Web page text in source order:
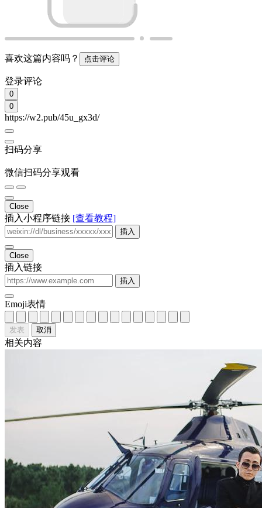
插入
Emoji表情
发表
相关内容
搞钱副业
核心摘要 知识付费已成为个人技能变现的重要途径 不同领域
和需求对应不同类型的优质课程 选择课程时需关注讲师背
景、课程结构和实际效果 课程学习效果取决于个人执行力和
实践应用 一、引言 知识付费市场近年来发展迅速，越来越多
的人希望通过学习新技能来实现个人价值或职业发展。面对琳
琅满目的知识付费课程，如何选...